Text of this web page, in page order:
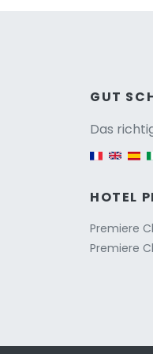
GUT
Das
HOTEL
Premiere
Premiere